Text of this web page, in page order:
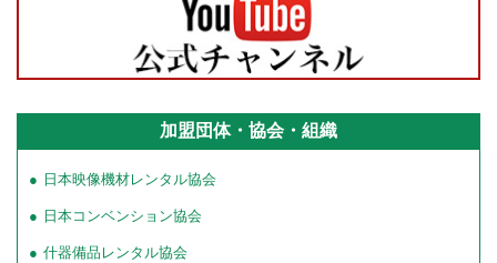
加盟団体・協会・組織
日本映像機材レンタル協会
日本コンベンション協会
什器備品レンタル協会